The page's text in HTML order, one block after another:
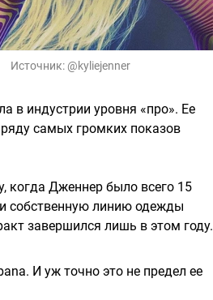
Источник: @kyliejenner
в индустрии уровня «про». Ее
самых громких показов
когда Дженнер было всего 15
собственную линию одежды
завершился лишь в этом году.
И уж точно это не предел ее